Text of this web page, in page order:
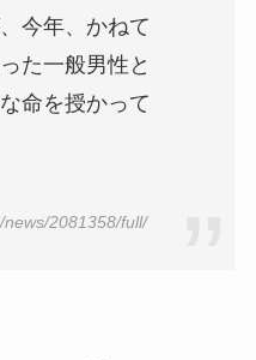
婚の噂も調査！
奥さん・真理子は
る？息子は俳優で
に元嫁との結婚や
今年、かねて
た一般男性と
命を授かって
2081358/full/